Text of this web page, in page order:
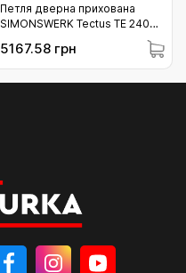
Петля дверна прихована
SIMONSWERK Tectus TE 240
(золото) 60 кг (01-240_030)
5167.58 грн